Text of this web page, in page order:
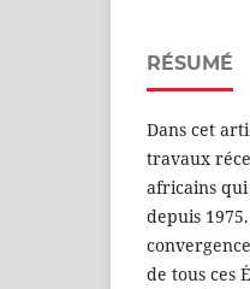
RÉSUMÉ
Dans cet
travaux
africains qui
depuis
de tous ces